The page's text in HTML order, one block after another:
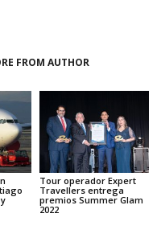
FROM AUTHOR
Tour operador Expert
Travellers entrega
premios Summer Glam
2022